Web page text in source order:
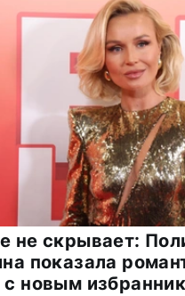
не скрывает:
показала
новым